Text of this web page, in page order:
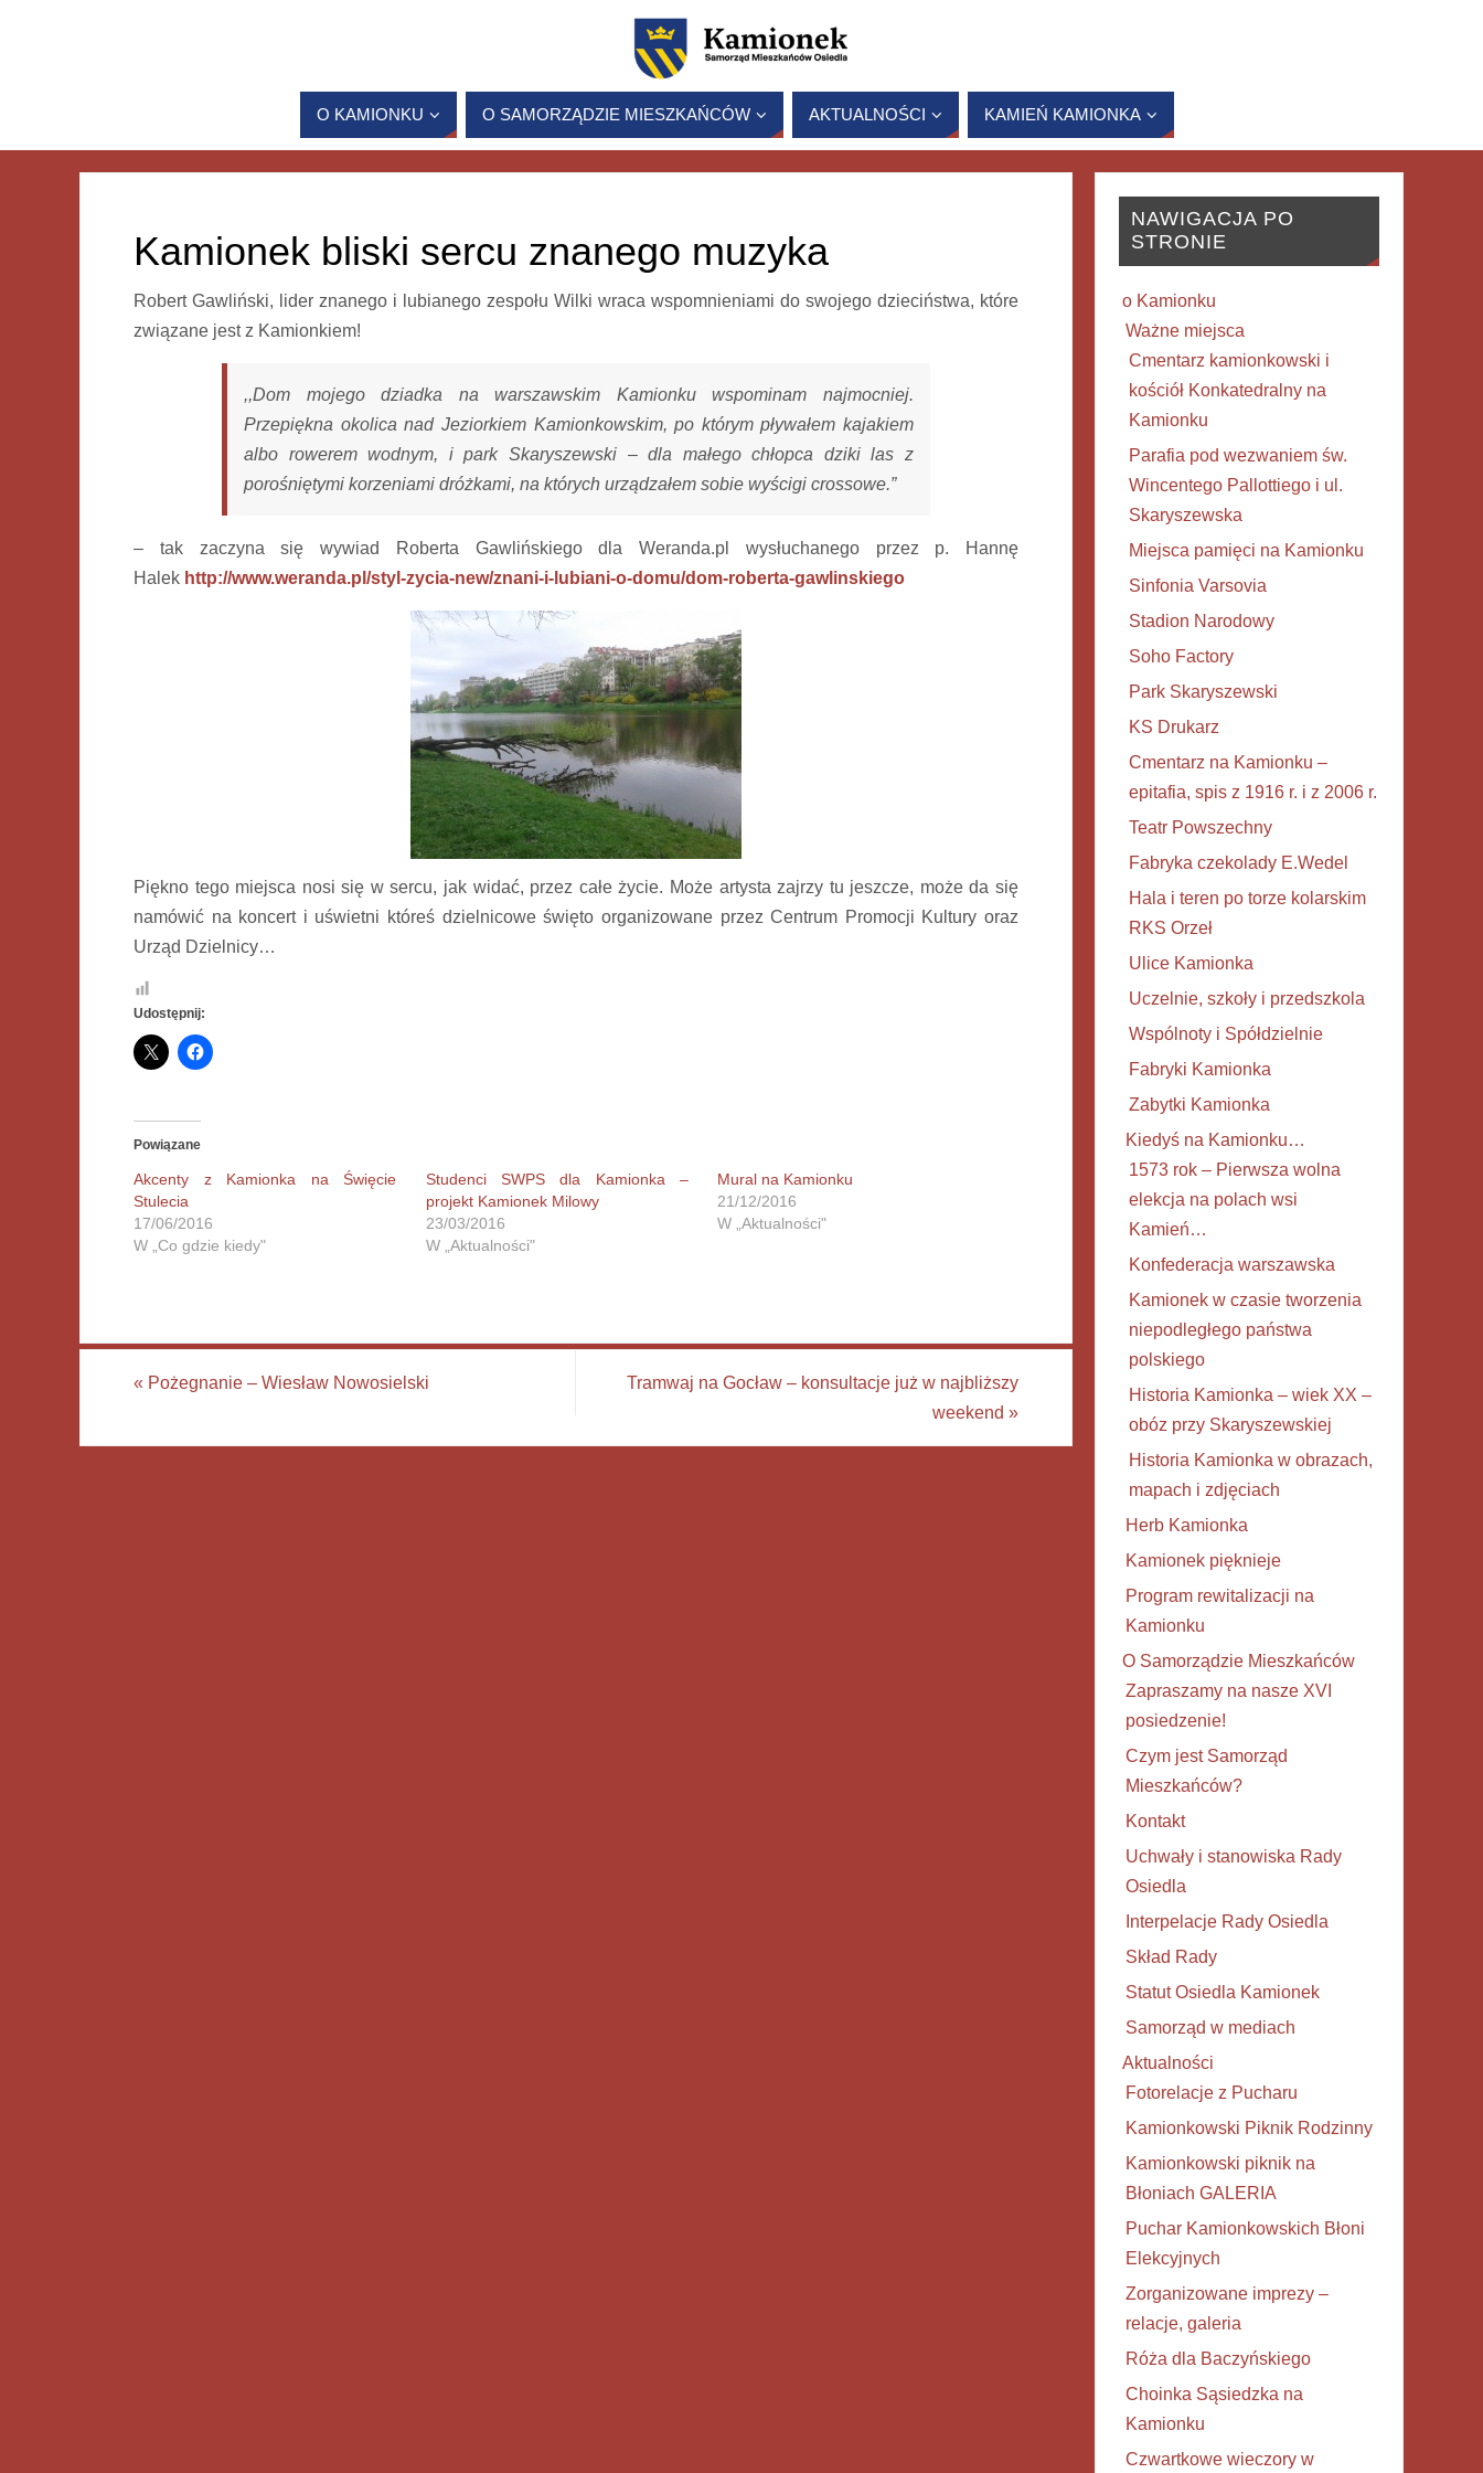
O KAMIONKU O SAMORZĄDZIE MIESZKAŃCÓW AKTUALNOŚCI KAMIEŃ KAMIONKA
Kamionek bliski sercu znanego muzyka
Robert Gawliński, lider znanego i lubianego zespołu Wilki wraca wspomnieniami do swojego dzieciństwa, które
związane jest z Kamionkiem!
,,Dom mojego dziadka na warszawskim Kamionku wspominam najmocniej.
Przepiękna okolica nad Jeziorkiem Kamionkowskim, po którym pływałem kajakiem
albo rowerem wodnym, i park Skaryszewski – dla małego chłopca dziki las z
porośniętymi korzeniami dróżkami, na których urządzałem sobie wyścigi crossowe.”
– tak zaczyna się wywiad Roberta Gawlińskiego dla Weranda.pl wysłuchanego przez p. Hannę
Halek http://www.weranda.pl/styl-zycia-new/znani-i-lubiani-o-domu/dom-roberta-gawlinskiego
Piękno tego miejsca nosi się w sercu, jak widać, przez całe życie. Może artysta zajrzy tu jeszcze, może da się
namówić na koncert i uświetni któreś dzielnicowe święto organizowane przez Centrum Promocji Kultury oraz
Urząd Dzielnicy…
Udostępnij:
Powiązane
Akcenty z Kamionka na Święcie
Stulecia
17/06/2016
W „Co gdzie kiedy"
Studenci SWPS dla Kamionka –
projekt Kamionek Milowy
23/03/2016
W „Aktualności"
Mural na Kamionku
21/12/2016
W „Aktualności"
« Pożegnanie – Wiesław Nowosielski
Tramwaj na Gocław – konsultacje już w najbliższy
weekend »
NAWIGACJA PO
STRONIE
o Kamionku
Ważne miejsca
Cmentarz kamionkowski i
kościół Konkatedralny na
Kamionku
Parafia pod wezwaniem św.
Wincentego Pallottiego i ul.
Skaryszewska
Miejsca pamięci na Kamionku
Sinfonia Varsovia
Stadion Narodowy
Soho Factory
Park Skaryszewski
KS Drukarz
Cmentarz na Kamionku –
epitafia, spis z 1916 r. i z 2006 r.
Teatr Powszechny
Fabryka czekolady E.Wedel
Hala i teren po torze kolarskim
RKS Orzeł
Ulice Kamionka
Uczelnie, szkoły i przedszkola
Wspólnoty i Spółdzielnie
Fabryki Kamionka
Zabytki Kamionka
Kiedyś na Kamionku…
1573 rok – Pierwsza wolna
elekcja na polach wsi
Kamień…
Konfederacja warszawska
Kamionek w czasie tworzenia
niepodległego państwa
polskiego
Historia Kamionka – wiek XX –
obóz przy Skaryszewskiej
Historia Kamionka w obrazach,
mapach i zdjęciach
Herb Kamionka
Kamionek pięknieje
Program rewitalizacji na
Kamionku
O Samorządzie Mieszkańców
Zapraszamy na nasze XVI
posiedzenie!
Czym jest Samorząd
Mieszkańców?
Kontakt
Uchwały i stanowiska Rady
Osiedla
Interpelacje Rady Osiedla
Skład Rady
Statut Osiedla Kamionek
Samorząd w mediach
Aktualności
Fotorelacje z Pucharu
Kamionkowski Piknik Rodzinny
Kamionkowski piknik na
Błoniach GALERIA
Puchar Kamionkowskich Błoni
Elekcyjnych
Zorganizowane imprezy –
relacje, galeria
Róża dla Baczyńskiego
Choinka Sąsiedzka na
Kamionku
Czwartkowe wieczory w